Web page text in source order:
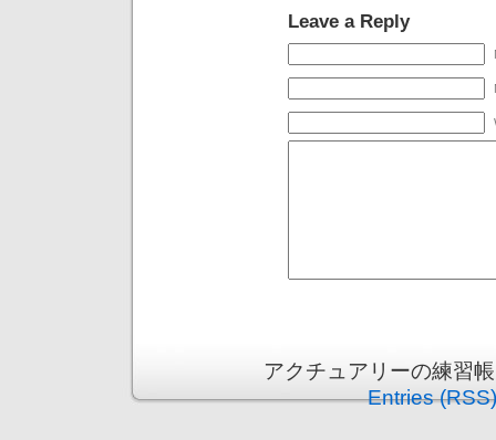
Leave a Reply
アクチュアリーの練習
Entries (RSS)